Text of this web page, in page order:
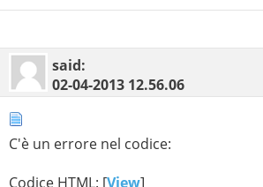
</tr>
<tr>
&nbsp;</td>
</tr>
&nbsp;
</tr>
said:
02-04-2013 12.56.06
C'è un errore nel codice:
Codice HTML: [View]